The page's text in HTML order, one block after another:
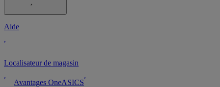
Aide
Localisateur de magasin
Avantages OneASICS